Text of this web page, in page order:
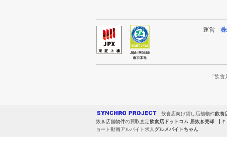
運営
「飲
飲食店向け貸し店舗物件飲食
抜き店舗物件の買取査定飲食店ドットコム 居抜き売却
ョート動画アルバイト求人 グルメバイトちゃん